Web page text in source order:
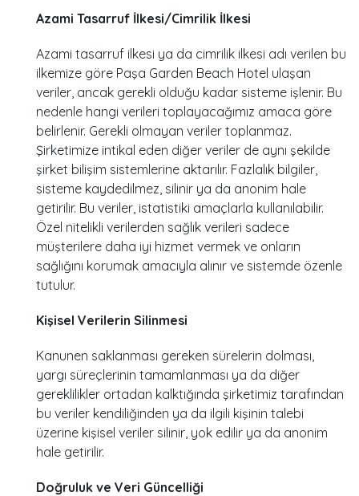
Azami Tasarruf İlkesi/Cimrilik İlkesi
Azami tasarruf ilkesi ya da cimrilik ilkesi adı verilen bu
ilkemize göre Paşa Garden Beach Hotel ulaşan
veriler, ancak gerekli olduğu kadar sisteme işlenir. Bu
nedenle hangi verileri toplayacağımız amaca göre
belirlenir. Gerekli olmayan veriler toplanmaz.
Şirketimize intikal eden diğer veriler de aynı şekilde
şirket bilişim sistemlerine aktarılır. Fazlalık bilgiler,
sisteme kaydedilmez, silinir ya da anonim hale
getirilir. Bu veriler, istatistiki amaçlarla kullanılabilir.
Özel nitelikli verilerden sağlık verileri sadece
müşterilere daha iyi hizmet vermek ve onların
sağlığını korumak amacıyla alınır ve sistemde özenle
tutulur.
Kişisel Verilerin Silinmesi
Kanunen saklanması gereken sürelerin dolması,
yargı süreçlerinin tamamlanması ya da diğer
gereklilikler ortadan kalktığında şirketimiz tarafından
bu veriler kendiliğinden ya da ilgili kişinin talebi
üzerine kişisel veriler silinir, yok edilir ya da anonim
hale getirilir.
Doğruluk ve Veri Güncelliği